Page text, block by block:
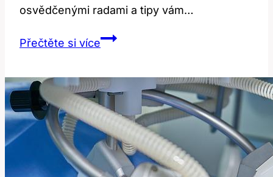
osvědčenými radami a tipy vám…
Přečtěte si vícePo
Kloubu:
Rady
pro
Rychlé
Uzdravení